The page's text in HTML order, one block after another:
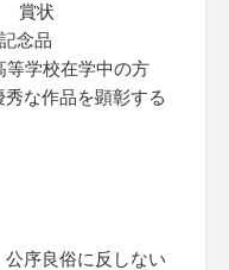
賞状
念品
学校在学中の方
な作品を顕彰する
序良俗に反しない